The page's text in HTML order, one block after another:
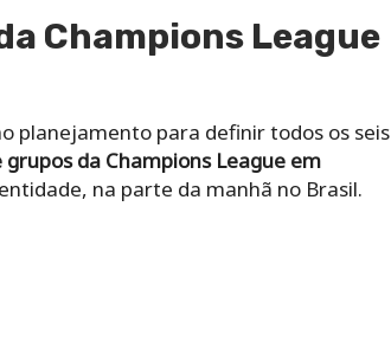
Champions League
planejamento para definir todos os seis
da Champions League em
na parte da manhã no Brasil.